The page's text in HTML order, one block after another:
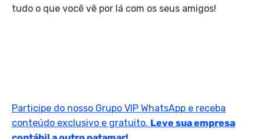
tudo o que você vê por lá com os seus amigos!
Participe do nosso Grupo VIP WhatsApp e receba
conteúdo exclusivo e gratuito. Leve sua empresa